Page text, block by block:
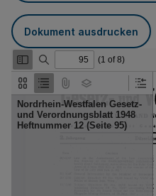
Dokument ausdrucken